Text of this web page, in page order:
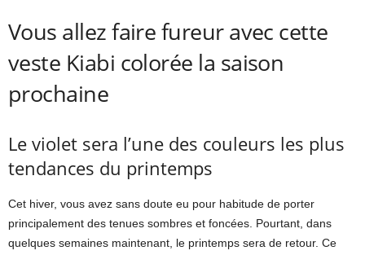
Vous allez faire fureur avec cette
veste Kiabi colorée la saison
prochaine
Le violet sera l’une des couleurs les plus
tendances du printemps
Cet hiver, vous avez sans doute eu pour habitude de porter
principalement des tenues sombres et foncées. Pourtant, dans
quelques semaines maintenant, le printemps sera de retour. Ce